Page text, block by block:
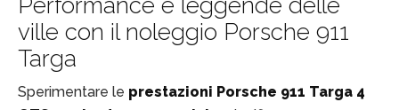
ville con il noleggio Porsche 911
Targa
Sperimentare le prestazioni Porsche 911 Targa 4